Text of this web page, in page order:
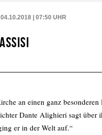
| 07:50 UHR
an einen ganz besonderen
Dante Alighieri sagt über
er in der Welt auf.“